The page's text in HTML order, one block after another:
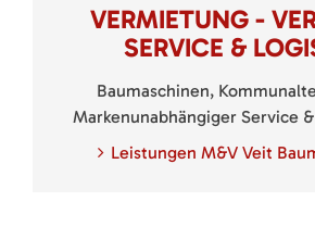
VERMIETUNG -
SERVICE &
Baumaschinen,
Markenunabhängiger Service
Leistungen M&V Veit